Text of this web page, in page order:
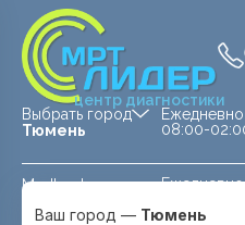
центр диагностики
Выбрать город
Тюмень
Medland —
Тюмень
Ежедневно
08:00-
Ежедневно
Перейти
Ваш город — Тюмень